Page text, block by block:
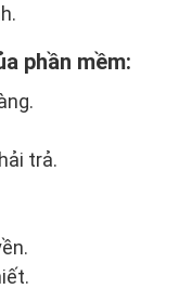
phần mềm:
trả.